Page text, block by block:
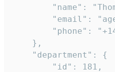
"name":
"email":
"phone":
    },
    "department": {
        "id": 181,